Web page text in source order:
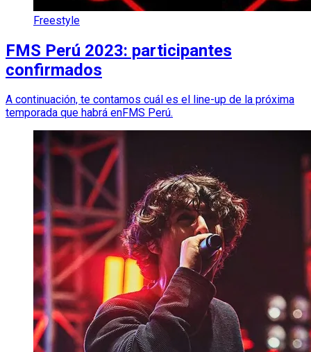
Freestyle
FMS Perú 2023: participantes
confirmados
A continuación, te contamos cuál es el line-up de la próxima
temporada que habrá enFMS Perú.